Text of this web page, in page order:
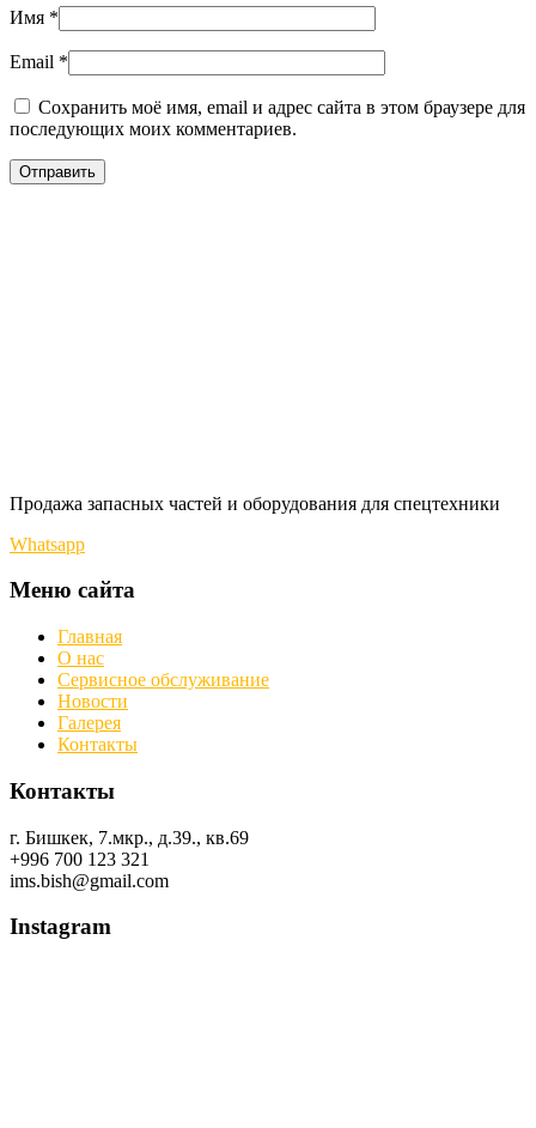
Имя *
Email *
Сохранить моё имя, email и адрес сайта в этом браузере для
последующих моих комментариев.
Продажа запасных частей и оборудования для спецтехники
Whatsapp
Меню сайта
Главная
О нас
Сервисное обслуживание
Новости
Галерея
Контакты
Контакты
г. Бишкек, 7.мкр., д.39., кв.69
+996 700 123 321
ims.bish@gmail.com
Instagram